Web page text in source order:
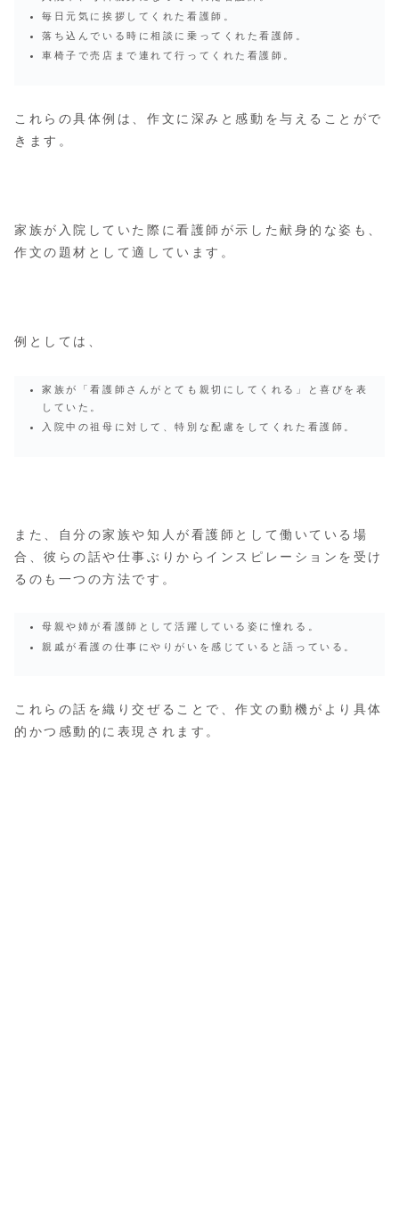
毎日元気に挨拶してくれた看護師。
落ち込んでいる時に相談に乗ってくれた看護師。
車椅子で売店まで連れて行ってくれた看護師。
これらの具体例は、作文に深みと感動を与えることがで
きます。
家族が入院していた際に看護師が示した献身的な姿も、
作文の題材として適しています。
例としては、
家族が「看護師さんがとても親切にしてくれる」と喜びを表
していた。
入院中の祖母に対して、特別な配慮をしてくれた看護師。
また、自分の家族や知人が看護師として働いている場
合、彼らの話や仕事ぶりからインスピレーションを受け
るのも一つの方法です。
母親や姉が看護師として活躍している姿に憧れる。
親戚が看護の仕事にやりがいを感じていると語っている。
これらの話を織り交ぜることで、作文の動機がより具体
的かつ感動的に表現されます。